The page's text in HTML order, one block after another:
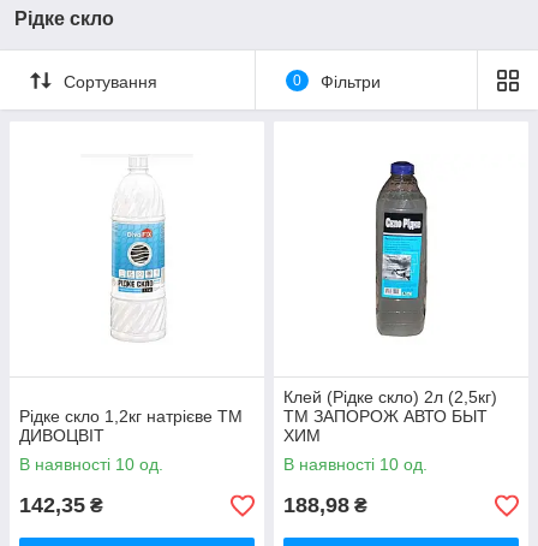
Рідке скло
Сортування 0 Фільтри
Рідке скло 1,2кг натрієве ТМ
ДИВОЦВІТ
В наявності 10 од.
142,35 ₴
Клей (Рідке скло) 2л (2,5кг)
ТМ ЗАПОРОЖ АВТО БЫТ
ХИМ
В наявності 10 од.
188,98 ₴